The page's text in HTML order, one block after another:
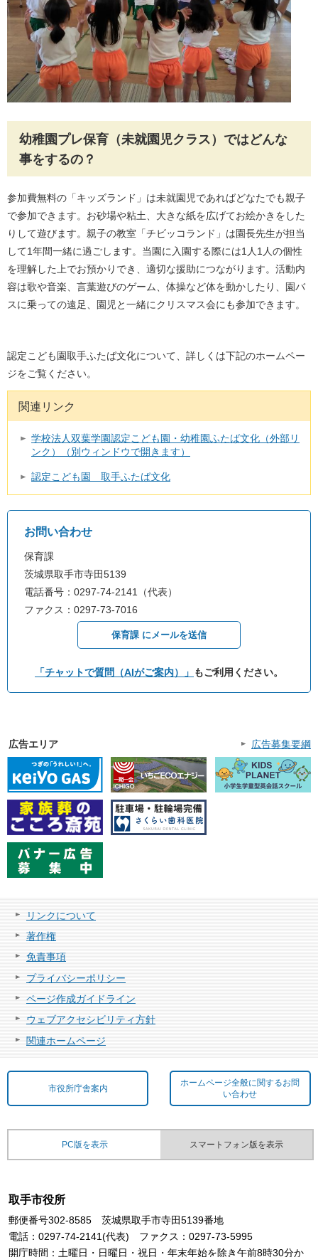
幼稚園プレ保育（未就園児クラス）ではどんな
事をするの？
参加費無料の「キッズランド」は未就園児であればどなたでも親子
で参加できます。お砂場や粘土、大きな紙を広げてお絵かきをした
りして遊びます。親子の教室「チビッコランド」は園長先生が担当
して1年間一緒に過ごします。当園に入園する際には1人1人の個性
を理解した上でお預かりでき、適切な援助につながります。活動内
容は歌や音楽、言葉遊びのゲーム、体操など体を動かしたり、園バ
スに乗っての遠足、園児と一緒にクリスマス会にも参加できます。
認定こども園取手ふたば文化について、詳しくは下記のホームペー
ジをご覧ください。
関連リンク
学校法人双葉学園認定こども園・幼稚園ふたば文化（外部リ
ンク）（別ウィンドウで開きます）
認定こども園 取手ふたば文化
お問い合わせ
保育課
茨城県取手市寺田5139
電話番号：0297-74-2141（代表）
ファクス：0297-73-7016
保育課 にメールを送信
「チャットで質問（AIがご案内）」 もご利用ください。
広告エリア 広告募集要綱
リンクについて
著作権
免責事項
プライバシーポリシー
ページ作成ガイドライン
ウェブアクセシビリティ方針
関連ホームページ
市役所庁舎案内
ホームページ全般に関するお問
い合わせ
PC版を表示 スマートフォン版を表示
取手市役所
郵便番号302-8585 茨城県取手市寺田5139番地
電話：0297-74-2141(代表) ファクス：0297-73-5995
開庁時間：土曜日・日曜日・祝日・年末年始を除き午前8時30分か